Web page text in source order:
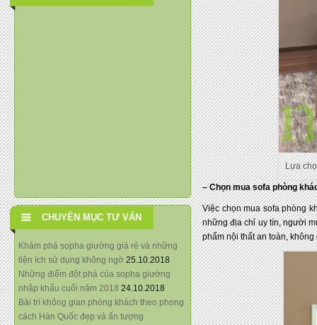
CHUYÊN MỤC TƯ VẤN
Khám phá sopha giường giá rẻ và những
tiện ích sử dụng không ngờ 25.10.2018
Những điểm đột phá của sopha giường
nhập khẩu cuối năm 2018 24.10.2018
Bài trí không gian phòng khách theo phong
cách Hàn Quốc đẹp và ấn tượng
Lựa
– Chọn mua sofa phòng
Việc chọn mua sofa phòng
những địa chỉ uy tín, người
phẩm nội thất an toàn,